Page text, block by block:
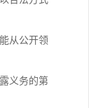
从公开领
义务的第